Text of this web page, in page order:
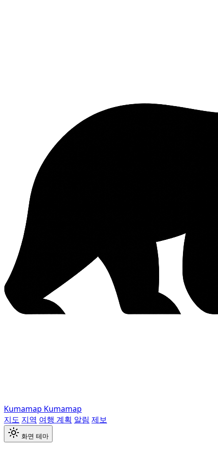
Kumamap Kumamap
지도 지역 여행 계획 알림 제보
화면 테마